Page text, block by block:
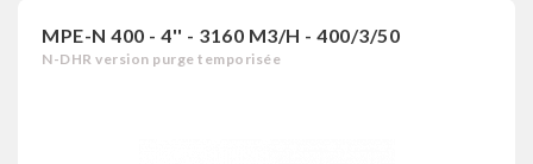
MPE-N 400 - 4'' - 3160 M3/H - 400/3/50
N-DHR version purge temporisée